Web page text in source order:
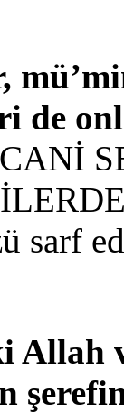
de
sarf
Allah